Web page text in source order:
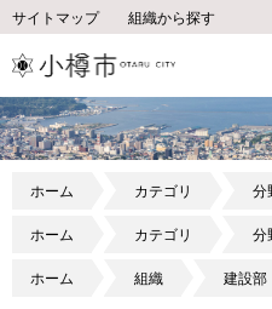
サイトマップ 組織から探す
ホーム カテゴリ 分
ホーム カテゴリ 分
ホーム 組織 建設部